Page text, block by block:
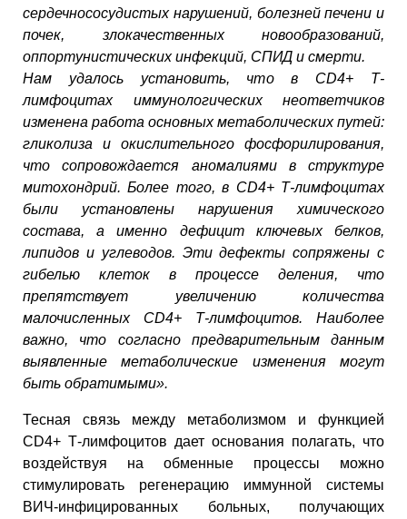
сердечнососудистых нарушений, болезней печени и
почек, злокачественных новообразований,
оппортунистических инфекций, СПИД и смерти.
Нам удалось установить, что в CD4+ Т-
лимфоцитах иммунологических неответчиков
изменена работа основных метаболических путей:
гликолиза и окислительного фосфорилирования,
что сопровождается аномалиями в структуре
митохондрий. Более того, в CD4+ Т-лимфоцитах
были установлены нарушения химического
состава, а именно дефицит ключевых белков,
липидов и углеводов. Эти дефекты сопряжены с
гибелью клеток в процессе деления, что
препятствует увеличению количества
малочисленных CD4+ Т-лимфоцитов. Наиболее
важно, что согласно предварительным данным
выявленные метаболические изменения могут
быть обратимыми».
Тесная связь между метаболизмом и функцией
CD4+ Т-лимфоцитов дает основания полагать, что
воздействуя на обменные процессы можно
стимулировать регенерацию иммунной системы
ВИЧ-инфицированных больных, получающих